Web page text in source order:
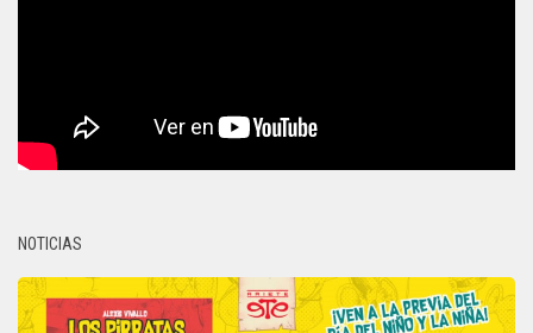
NOTICIAS